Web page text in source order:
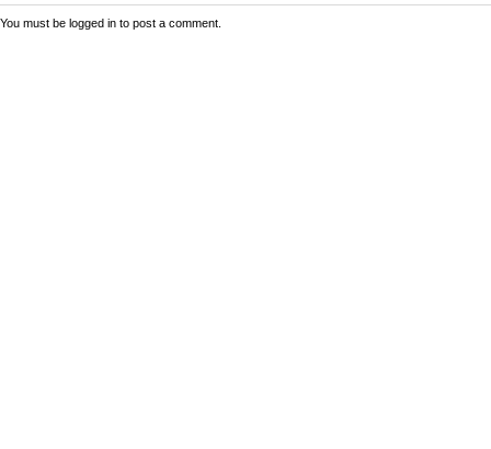
You must be logged in to post a comment.